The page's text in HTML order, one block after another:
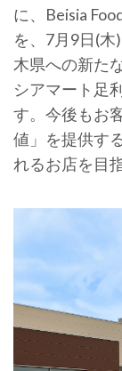
に、Beisia
を、7月9日(
木県への新た
シアマート足
す。今後もお
値」を提供す
れるお店を目